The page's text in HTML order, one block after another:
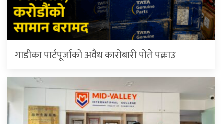
गाडीका पार्टपूर्जाको अवैध कारोबारी पोते प‌क्राउ